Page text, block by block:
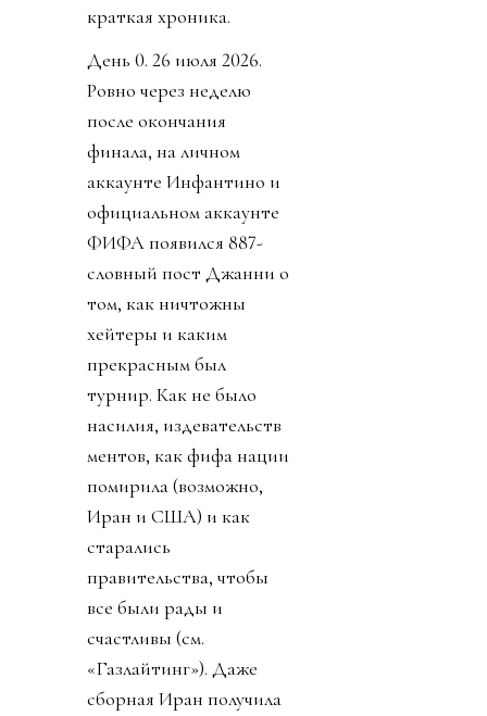
краткая хроника.
День 0. 26 июля 2026.
Ровно через неделю
после окончания
финала, на личном
аккаунте Инфантино и
официальном аккаунте
ФИФА появился 887-
словный пост Джанни о
том, как ничтожны
хейтеры и каким
прекрасным был
турнир. Как не было
насилия, издевательств
ментов, как фифа нации
помирила (возможно,
Иран и США) и как
старались
правительства, чтобы
все были рады и
счастливы (см.
«Газлайтинг»). Даже
сборная Иран получила